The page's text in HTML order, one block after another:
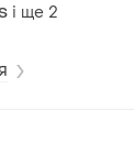
і ще 2